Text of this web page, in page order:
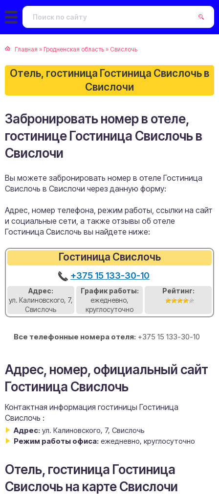
Главная » Гродненская область » Свислочь
Отель, гостиница Гостиница Свислочь в
Свислочи
Забронировать номер в отеле,
гостинице Гостиница Свислочь в
Свислочи
Вы можете забронировать номер в отеле Гостиница
Свислочь в Свислочи через данную форму:
Адрес, номер телефона, режим работы, ссылки на сайт
и социальные сети, а также отзывы об отеле
Гостиница Свислочь вы найдете ниже:
Гостиница Свислочь
+375 15 133-30-10
Адрес:
ул. Калиновского, 7,
Свислочь
График работы:
ежедневно,
круглосуточно
Рейтинг:
Все телефонные номера отеля: +375 15 133-30-10
Адрес, номер, официальный сайт
Гостиница Свислочь
Контактная информация гостиницы Гостиница
Свислочь :
Адрес: ул. Калиновского, 7, Свислочь
Режим работы офиса: ежедневно, круглосуточно
Отель, гостиница Гостиница
Свислочь на карте Свислочи